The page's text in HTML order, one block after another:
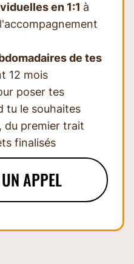
en 1:1 à
de tes
12 mois
poser tes
tu le souhaites
du premier trait
finalisés
APPEL